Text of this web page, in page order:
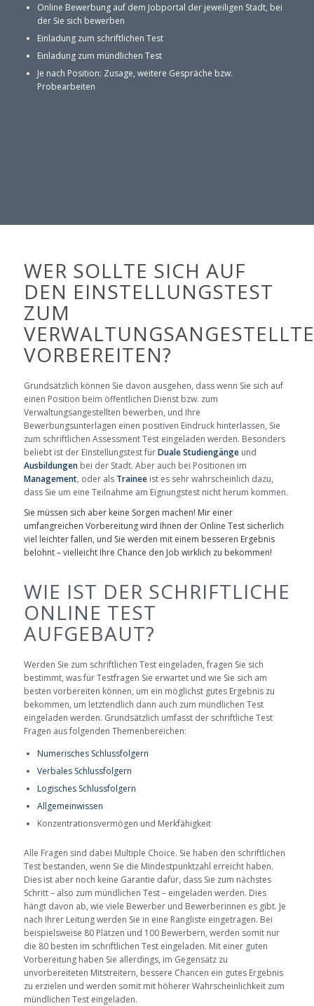
Online Bewerbung auf dem Jobportal der jeweiligen Stadt, bei
der Sie sich bewerben
Einladung zum schriftlichen Test
Einladung zum mündlichen Test
Je nach Position: Zusage, weitere Gespräche bzw.
Probearbeiten
WER SOLLTE SICH AUF
DEN EINSTELLUNGSTEST
ZUM
VORBEREITEN?
Grundsätzlich können Sie davon ausgehen, dass wenn Sie sich auf
einen Position beim öffentlichen Dienst bzw. zum
Verwaltungsangestellten bewerben, und Ihre
Bewerbungsunterlagen einen positiven Eindruck hinterlassen, Sie
zum schriftlichen Assessment Test eingeladen werden. Besonders
beliebt ist der Einstellungstest fürDuale Studiengängeund
Ausbildungenbei der Stadt. Aber auch bei Positionen im
Management, oder als Traineeist es sehr wahrscheinlich dazu,
dass Sie um eine Teilnahme am Eignungstest nicht herum kommen.
Sie müssen sich aber keine Sorgen machen! Mir einer
umfangreichen Vorbereitung wird Ihnen der Online Test sicherlich
viel leichter fallen, und Sie werden mit einem besseren Ergebnis
belohnt – vielleicht Ihre Chance den Job wirklich zu bekommen!
WIE IST DER SCHRIFTLICHE
ONLINE TEST
AUFGEBAUT?
Werden Sie zum schriftlichen Test eingeladen, fragen Sie sich
bestimmt, was für Testfragen Sie erwartet und wie Sie sich am
besten vorbereiten können, um ein möglichst gutes Ergebnis zu
bekommen, um letztendlich dann auch zum mündlichen Test
eingeladen werden. Grundsätzlich umfasst der schriftliche Test
Fragen aus folgenden Themenbereichen:
Numerisches Schlussfolgern
Verbales Schlussfolgern
Logisches Schlussfolgern
Allgemeinwissen
Konzentrationsvermögen und Merkfähigkeit
Alle Fragen sind dabei Multiple Choice. Sie haben den schriftlichen
Test bestanden, wenn Sie die Mindestpunktzahl erreicht haben.
Dies ist aber noch keine Garantie dafür, dass Sie zum nächstes
Schritt – also zum mündlichen Test – eingeladen werden. Dies
hängt davon ab, wie viele Bewerber und Bewerberinnen es gibt. Je
nach Ihrer Leitung werden Sie in eine Rangliste eingetragen. Bei
beispielsweise 80 Plätzen und 100 Bewerbern, werden somit nur
die 80 besten im schriftlichen Test eingeladen. Mit einer guten
Vorbereitung haben Sie allerdings, im Gegensatz zu
unvorbereiteten Mitstreitern, bessere Chancen ein gutes Ergebnis
zu erzielen und werden somit mit höherer Wahrscheinlichkeit zum
mündlichen Test eingeladen.